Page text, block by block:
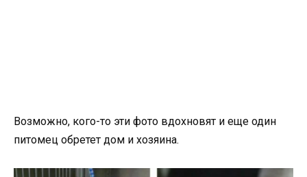
Возможно, кого-то эти фото вдохновят и еще один
питомец обретет дом и хозяина.